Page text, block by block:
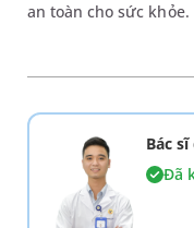
an toàn cho sức khỏe.
Bác
Đã